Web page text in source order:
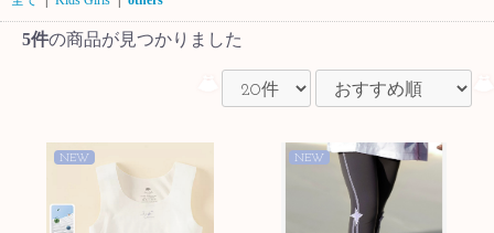
5件の商品が見つかりました
NEW NEW